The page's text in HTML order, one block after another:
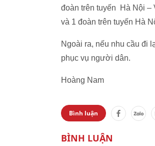
đoàn trên tuyến Hà Nội –
và 1 đoàn trên tuyến Hà
Ngoài ra, nếu nhu cầu đi
phục vụ người dân.
Hoàng Nam
Bình luận